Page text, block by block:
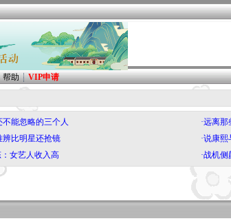
帮助 VIP申请
不能忽略的三个人
·远离
辨比明星还抢镜
·说康
：女艺人收入高 ·战机